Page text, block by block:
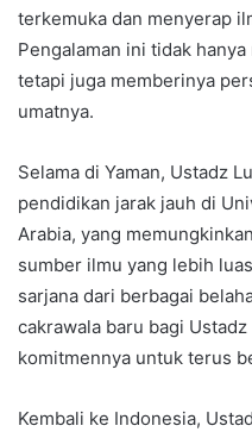
terkemuka dan menyerap
Pengalaman ini tidak
tetapi juga memberinya
umatnya.
Selama di Yaman, Ustadz
pendidikan jarak jauh di
Arabia, yang
sumber ilmu yang lebih
sarjana dari berbagai
cakrawala baru bagi
komitmennya untuk terus
Kembali ke Indonesia,